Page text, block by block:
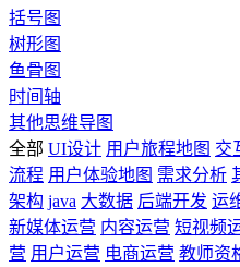
括号图
树形图
鱼骨图
时间轴
其他思维导图
全部 UI设计 用户旅程地图 交
流程 用户体验地图 需求分析
架构 java 大数据 后端开发 运
新媒体运营 内容运营 短视频
营 用户运营 电商运营 教师资